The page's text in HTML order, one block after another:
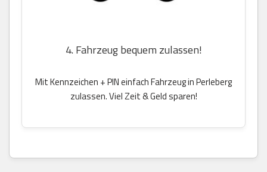
4. Fahrzeug bequem zulassen!
Mit Kennzeichen + PIN einfach Fahrzeug in Perleberg
zulassen. Viel Zeit & Geld sparen!